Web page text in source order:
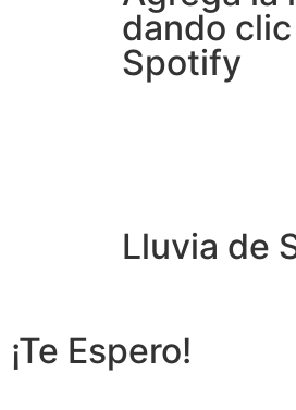
dando
Spotify
Lluvia de
¡Te Espero!